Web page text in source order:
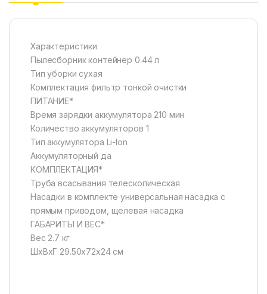
Характеристики
Пылесборник контейнер 0.44 л
Тип уборки сухая
Комплектация фильтр тонкой очистки
ПИТАНИЕ*
Время зарядки аккумулятора 210 мин
Количество аккумуляторов 1
Тип аккумулятора Li-Ion
Аккумуляторный да
КОМПЛЕКТАЦИЯ*
Труба всасывания телескопическая
Насадки в комплекте универсальная насадка с
прямым приводом, щелевая насадка
ГАБАРИТЫ И ВЕС*
Вес 2.7 кг
ШхВхГ 29.50x72x24 см